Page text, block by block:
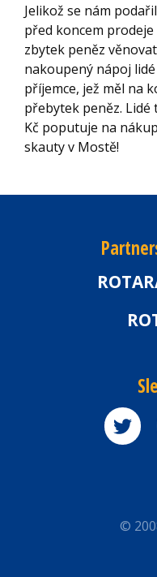
Jelikož se nám
před koncem
zbytek peněz
nakoupený nápoj
příjemce, jež měl na
přebytek peněz. Lidé
Kč poputuje na
skauty v Mostě!
©